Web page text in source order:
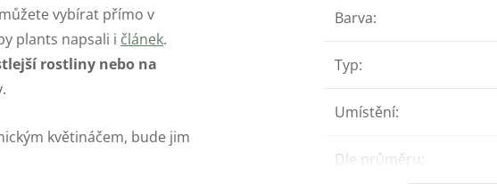
vybírat přímo v
plants napsali i článek.
rostliny nebo na
květináčem, bude jim
Barva:
Typ:
Umístění:
Dle průměru: